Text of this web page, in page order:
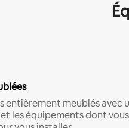
entièrement meublés avec
les équipements dont vous